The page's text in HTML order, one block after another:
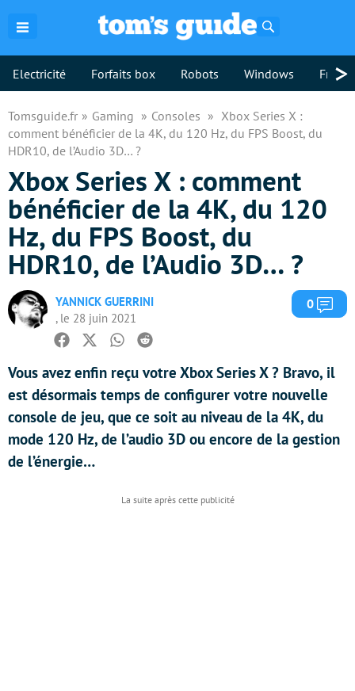
Electricité Forfaits box Robots Windows >
Tomsguide.fr Gaming Consoles
Xbox Series X :
comment bénéficier de la 4K, du 120 Hz, du FPS Boost, du
HDR10, de l’Audio 3D… ?
Xbox Series X : comment
bénéficier de la 4K, du 120
Hz, du FPS Boost, du
HDR10, de l’Audio 3D… ?
YANNICK GUERRINI
, le 28 juin 2021
0
Facebook
TwitterWhatsapp
Reddit
Vous avez enfin reçu votre Xbox Series X ? Bravo, il
est désormais temps de configurer votre nouvelle
console de jeu, que ce soit au niveau de la 4K, du
mode 120 Hz, de l’audio 3D ou encore de la gestion
de l’énergie…